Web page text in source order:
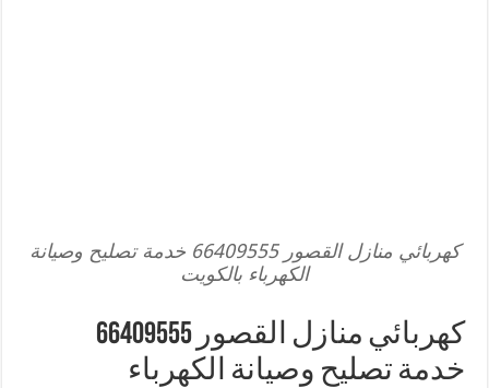
كهربائي منازل القصور 66409555 خدمة تصليح وصيانة
الكهرباء بالكويت
كهربائي منازل القصور 66409555
خدمة تصليح وصيانة الكهرباء